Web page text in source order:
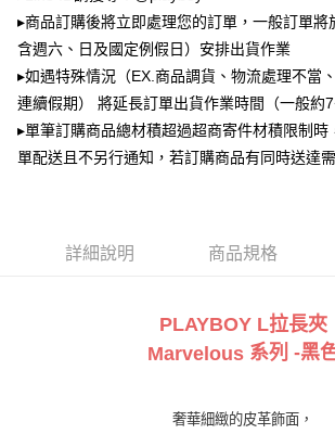
1.本服務係由「台灣大哥大股份有限公司」（以下簡
用戶於交易時，得透過本服務購買商品或服務，並由
買賣價金債權讓與本公司後，依約使用本公司帳單繳交
2.基於同意付款使用「大哥付你分期」之契約關係目
資料（包含姓名、電話或地址）提供予台灣大哥大進
由本公司與您本人進行分期帳單所需資料之確認、核
3.完整用戶服務條款，請詳閱以下連結：https://
付款後萊爾富取貨
7-11取貨付款
每筆NT$100，滿NT$900(含以上)免運費
付款後7-11取貨
每筆NT$100，滿NT$700(含以上)免運費
▸商品訂購後將立即處理您的訂單，一般訂單將
含週六、日及國定例假日）安排出貨作業
▸如遇特殊情況（EX.商品調貨、物流處理不當
連續假期） 將延長訂單出貨作業時間（一般約7
▸單筆訂購商品總材積超過超商寄件材積限制時
單配送且不另行通知，若訂購商品有同時送達
詳細說明 商品規格
PLAYBOY L拉長夾
Marvelous 系列 -黑
奢華細緻的皮革飾面，